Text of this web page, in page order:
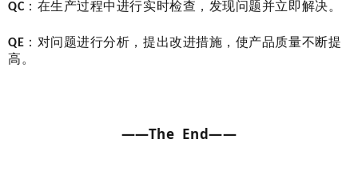
QC：在生产过程中进行实时检查，发现问题并立即解决。
QE ：对问题进行分析，提出改进措施，使产品质量不断提
高。
——The End——